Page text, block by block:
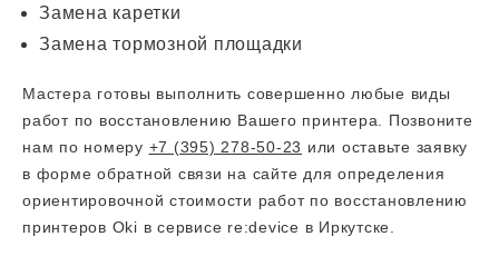
Замена каретки
Замена тормозной площадки
Мастера готовы выполнить совершенно любые виды
работ по восстановлению Вашего принтера. Позвоните
нам по номеру +7 (395) 278-50-23 или оставьте заявку
в форме обратной связи на сайте для определения
ориентировочной стоимости работ по восстановлению
принтеров Oki в сервисе re:device в Иркутске.